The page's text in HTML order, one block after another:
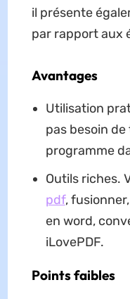
il présente
par rapport aux
Avantages
Utilisation
pas besoin
programme
Outils riches.
pdf,
en word,
iLovePDF.
Points faibles